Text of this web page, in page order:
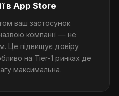
в App Store
ваш застосунок
компанії — не
Це підвищує довіру
на Tier-1 ринках де
максимальна.